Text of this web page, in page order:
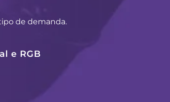
de demanda.
e RGB